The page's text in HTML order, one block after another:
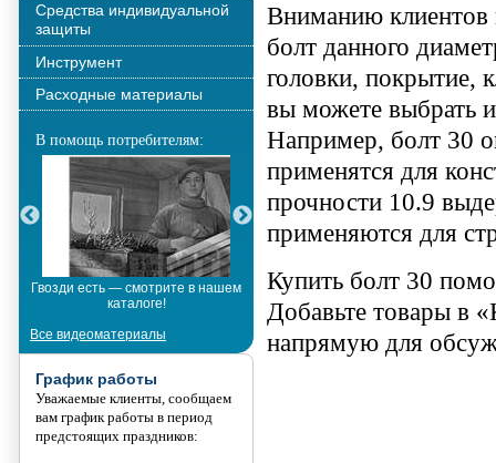
Средства индивидуальной
защиты
Инструмент
Расходные материалы
В помощь потребителям:
Гвозди есть — смотрите в нашем
каталоге!
Металлополимерные тросы
Все видеоматериалы
График работы
Уважаемые клиенты, сообщаем
вам график работы в период
предстоящих праздников:
Вниманию клиентов
болт данного
головки, покрытие,
вы можете выбрать
Например, болт 30
применятся для
прочности 10.9
применяются для
Купить болт 30
Добавьте товары в
напрямую для